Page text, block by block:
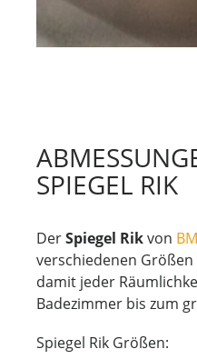
SPIEGEL RIK
DerSpiegel Rikvon
verschiedenen
damit jeder
Badezimmer bis zum
Spiegel Rik Größen: